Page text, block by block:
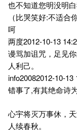
也不知道您明没明白
（比哭笑好:不适
呵
两度2012-10-13
谩骂加诅咒，足见
人利己。
info20082012-10-
错事了,有其绝命诗
心宇将灭万事休，
人续春秋。